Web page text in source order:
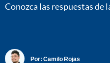
Conozca las respuestas de
Por: Camilo Rojas